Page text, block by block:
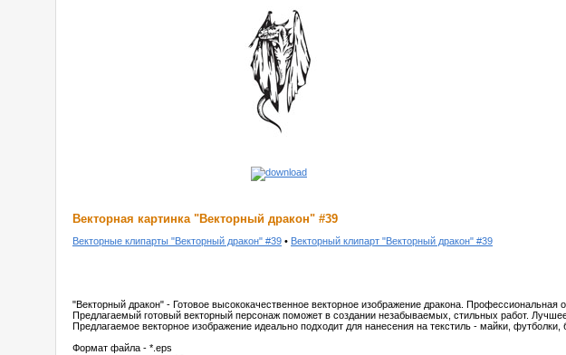
Векторная картинка "Векторный дракон" #39
Векторные клипарты "Векторный дракон" #39 • Векторный клипарт "Векторный дракон" #39
"Векторный дракон" - Готовое высококачественное векторное изображение дракона. Профессиональная
Предлагаемый готовый векторный персонаж поможет в создании незабываемых, стильных работ.
Предлагаемое векторное изображение идеально подходит для нанесения на текстиль - майки,
Формат файла - *.eps